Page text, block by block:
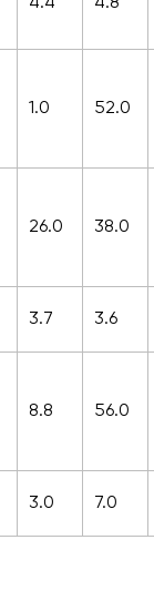
1.0 52.0
26.0 38.0
3.7 3.6
8.8 56.0
3.0 7.0